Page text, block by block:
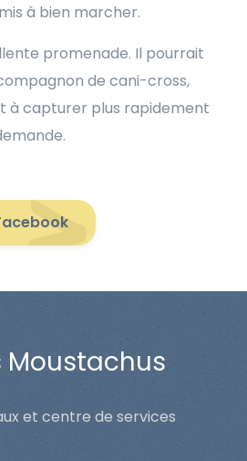
à bien marcher.
promenade. Il pourrait
de cani-cross,
à capturer plus rapidement
Moustachus
et centre de services